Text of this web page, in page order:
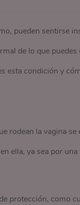
pueden sentirse
de lo que
esta condición y
rodean la vagina
ella, ya sea por
protección, como